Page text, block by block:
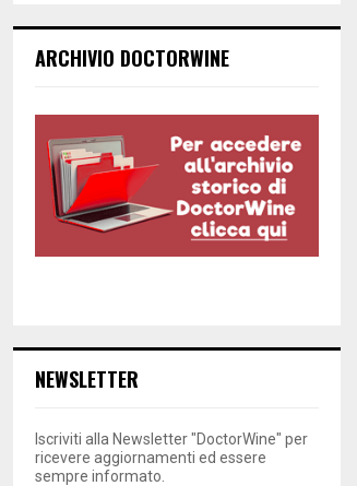
ARCHIVIO DOCTORWINE
NEWSLETTER
Iscriviti alla Newsletter "DoctorWine" per
ricevere aggiornamenti ed essere
sempre informato.